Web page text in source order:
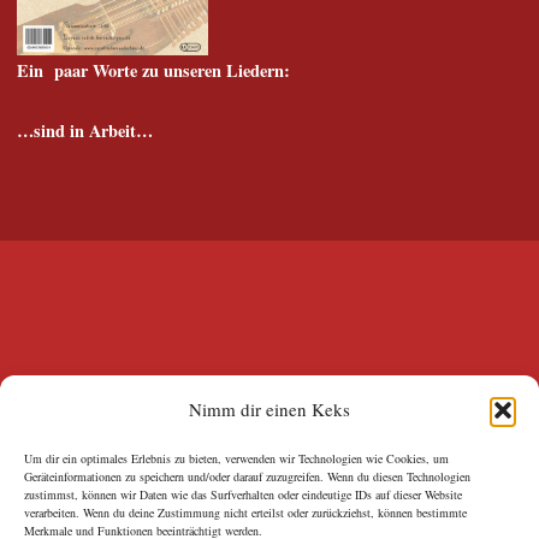
Nimm dir einen Keks
Um dir ein optimales Erlebnis zu bieten, verwenden wir Technologien wie Cookies, um
Geräteinformationen zu speichern und/oder darauf zuzugreifen. Wenn du diesen Technologien
zustimmst, können wir Daten wie das Surfverhalten oder eindeutige IDs auf dieser Website
verarbeiten. Wenn du deine Zustimmung nicht erteilst oder zurückziehst, können bestimmte
Merkmale und Funktionen beeinträchtigt werden.
Ein paar Worte zu unseren Liedern:
…sind in Arbeit…